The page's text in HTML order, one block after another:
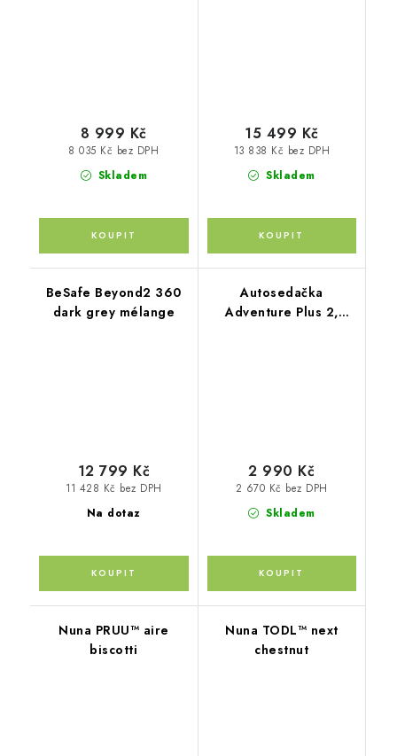
Skladem
8 035 Kč bez DPH
8 999 Kč
Skladem
13 838 Kč bez DPH
15 499 Kč
BeSafe Beyond2 360
dark grey mélange
Na dotaz
11 428 Kč bez DPH
12 799 Kč
Autosedačka
Adventure Plus 2,
Skladem
2 670 Kč bez DPH
2 990 Kč
Nuna PRUU™ aire
biscotti
Nuna TODL™ next
chestnut